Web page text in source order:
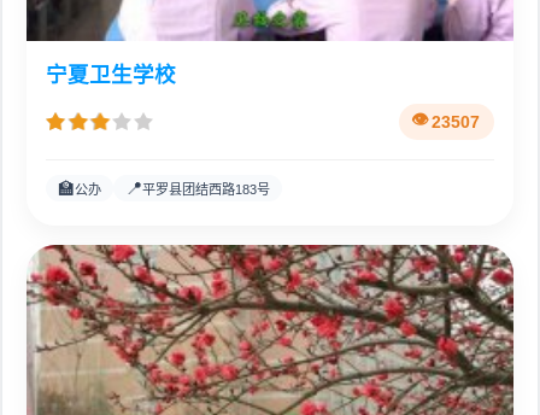
宁夏卫生学校
23507
🏫公办 📍平罗县团结西路183号